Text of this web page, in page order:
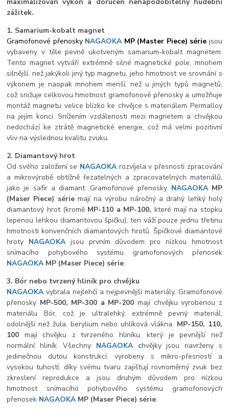
maximalizován výkon a doručen nenapodobitelný hudební
zážitek.
1. Samarium-kobalt magnet
Gramofonové přenosky NAGAOKA MP (Master Piece) série jsou
vybaveny v těle pevně ukotveným samarium-kobalt magnetem.
Tento magnet vytváří extrémně silné magnetické pole, mnohem
silnější, než jakýkoli jiný typ magnetu, jeho hmotnost ve srovnání s
výkonem je naopak mnohem menší, než u jiných typů magnetů,
což snižuje celkovou hmotnost gramofonové přenosky a umožňuje
montáž magnetu velice blízko ke chvějce s materiálem Permalloy
na jejím konci. Snížením vzdálenosti mezi magnetem a chvějkou
nedochází ke ztrátě magnetické energie, což má velmi pozitivní
vliv na výslednou kvalitu zvuku.
2. Diamantový hrot
Od svého založení se NAGAOKArozvíjela v přesnosti zpracování
a mikrovýrobě obtížně řezatelných a zpracovatelných materiálů,
jako je safír a diamant. Gramofonové přenosky NAGAOKA MP
(Maser Piece) sériemají na výrobu náročný a drahý lehký holý
diamantový hrot (kromě MP-110 a MP-100, které mají na stopku
lepenou lehkou diamantovou špičku), ten váží pouze jednu třetinu
hmotnosti konvenčních diamantových hrotů. Špičkové diamantové
hroty NAGAOKAjsou prvním důvodem pro nízkou hmotnost
snímacího pohybového systému gramofonových přenosek
NAGAOKA MP (Maser Piece) série.
3. Bór nebo tvrzený hliník pro chvějku
NAGAOKAvybrala nejlehčí a nejpevnější materiály. Gramofonové
přenosky MP-500, MP-300 a MP-200 mají chvějku vyrobenou z
materiálu Bór, což je ultralehký, extrémně pevný materiál,
odolnější než žula, berylium nebo uhlíková vlákna. MP-150, 110,
100 mají chvějku z tvrzeného hliníku, který je pevnější než
normální hliník. Všechny NAGAOKA chvějky jsou navrženy s
jedinečnou dutou konstrukcí, vyrobeny s mikro-přesností a
vysokou tuhostí, díky svému tvaru zajišťují rovnoměrný zvuk bez
zkreslení reprodukce a jsou druhým důvodem pro nízkou
hmotnost snímacího pohybového systému gramofonových
přenosek NAGAOKA MP (Maser Piece) série.